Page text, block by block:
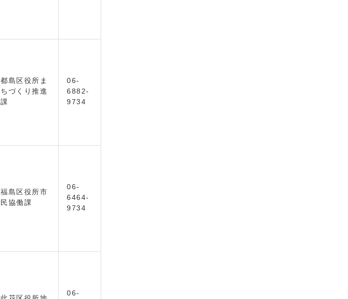
都島区役所ま
ちづくり推進
課
06-
6882-
9734
福島区役所市
民協働課
06-
6464-
9734
06-